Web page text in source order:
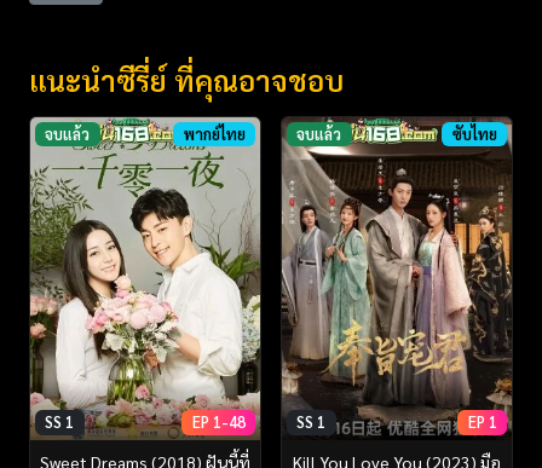
แนะนำซีรี่ย์ ที่คุณอาจชอบ
จบแล้ว พากย์ไทย
SS 1 EP 1-48
Sweet Dreams (2018) ฝันนี้ที่
จบแล้ว ซับไทย
SS 1 EP 1
Kill You Love You (2023) มือ